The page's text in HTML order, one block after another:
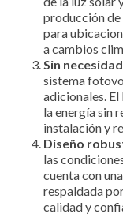
producción de
para
a cambios
Sin
sistema
adicionales.
la energía sin
instalación y
Diseño
las
cuenta con
respaldada
calidad y